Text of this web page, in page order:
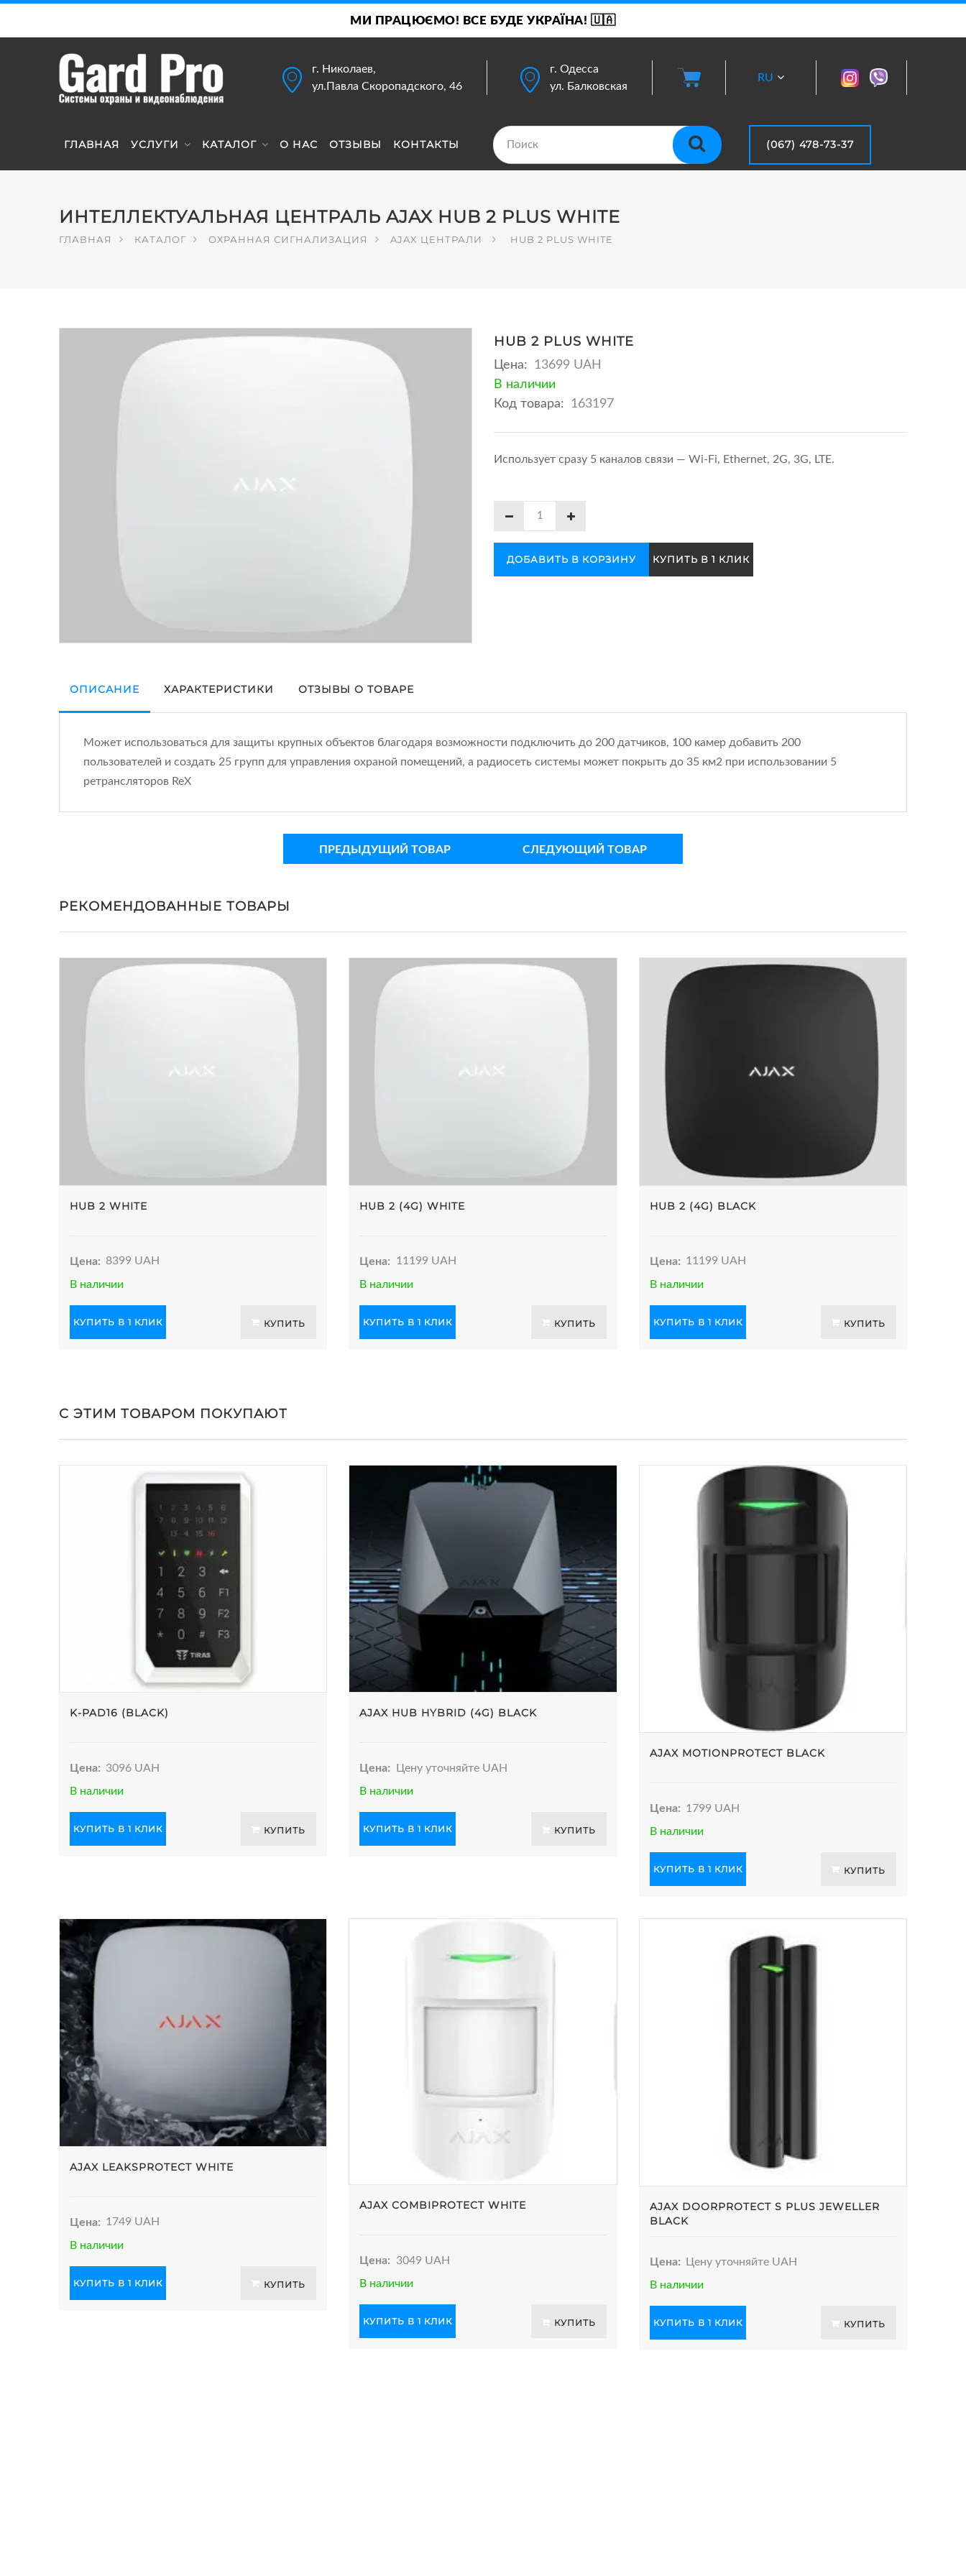
МИ ПРАЦЮЄМО! ВСЕ БУДЕ УКРАЇНА! 🇺🇦
г. Николаев,
ул.Павла Скоропадского, 46
г. Одесса
ул. Балковская
RU
ГЛАВНАЯ УСЛУГИ КАТАЛОГ О НАС ОТЗЫВЫ КОНТАКТЫ (067) 478-73-37
ИНТЕЛЛЕКТУАЛЬНАЯ ЦЕНТРАЛЬ AJAX HUB 2 PLUS WHITE
ГЛАВНАЯ КАТАЛОГ ОХРАННАЯ СИГНАЛИЗАЦИЯ AJAX ЦЕНТРАЛИ HUB 2 PLUS WHITE
HUB 2 PLUS WHITE
Цена:
13699 UAH
В наличии
Код товара:
163197
Использует сразу 5 каналов связи — Wi-Fi, Ethernet, 2G, 3G, LTE.
ДОБАВИТЬ В КОРЗИНУ КУПИТЬ В 1 КЛИК
ОПИСАНИЕ ХАРАКТЕРИСТИКИ ОТЗЫВЫ О ТОВАРЕ
Может использоваться для защиты крупных объектов благодаря возможности подключить до 200 датчиков, 100 камер добавить 200
пользователей и создать 25 групп для управления охраной помещений, а радиосеть системы может покрыть до 35 км2 при использовании 5
ретрансляторов ReX
ПРЕДЫДУЩИЙ ТОВАР СЛЕДУЮЩИЙ ТОВАР
РЕКОМЕНДОВАННЫЕ ТОВАРЫ
HUB 2 WHITE
Цена: 8399 UAH
В наличии
КУПИТЬ В 1 КЛИК КУПИТЬ
HUB 2 (4G) WHITE
Цена:
11199 UAH
В наличии
КУПИТЬ В 1 КЛИК КУПИТЬ
HUB 2 (4G) BLACK
Цена: 11199 UAH
В наличии
КУПИТЬ В 1 КЛИК КУПИТЬ
С ЭТИМ ТОВАРОМ ПОКУПАЮТ
K-PAD16 (BLACK)
Цена: 3096 UAH
В наличии
КУПИТЬ В 1 КЛИК КУПИТЬ
AJAX HUB HYBRID (4G) BLACK
Цена:
Цену уточняйте UAH
В наличии
КУПИТЬ В 1 КЛИК КУПИТЬ
AJAX MOTIONPROTECT BLACK
Цена: 1799 UAH
В наличии
КУПИТЬ В 1 КЛИК КУПИТЬ
AJAX LEAKSPROTECT WHITE
Цена: 1749 UAH
В наличии
КУПИТЬ В 1 КЛИК КУПИТЬ
AJAX COMBIPROTECT WHITE
Цена:
3049 UAH
В наличии
КУПИТЬ В 1 КЛИК КУПИТЬ
AJAX DOORPROTECT S PLUS JEWELLER
BLACK
Цена:
Цену уточняйте UAH
В наличии
КУПИТЬ В 1 КЛИК КУПИТЬ